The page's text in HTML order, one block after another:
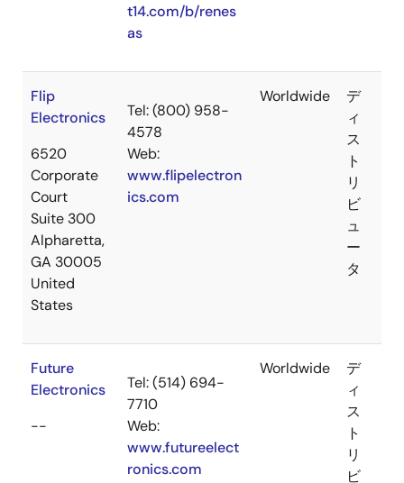
t14.com/b/renes
as
Flip
Electronics
6520
Corporate
Court
Suite 300
Alpharetta,
GA 30005
United
States
Tel: (800) 958-
4578
Web:
www.flipelectron
ics.com
Worldwide
デ
ィ
ス
ト
リ
ビ
ュ
ー
タ
Future
Electronics
--
Tel: (514) 694-
7710
Web:
www.futureelect
ronics.com
Worldwide
デ
ィ
ス
ト
リ
ビ